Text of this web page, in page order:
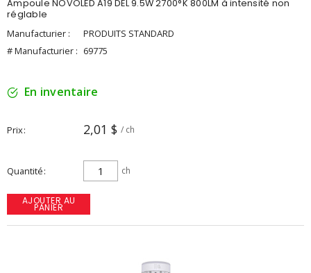
Ampoule NOVOLED A19 DEL 9.5W 2700°K 800LM à intensité non
réglable
Manufacturier :
PRODUITS STANDARD
# Manufacturier : 69775
En inventaire
Prix 2,01 $ / ch
Quantité ch
AJOUTER AU
PANIER